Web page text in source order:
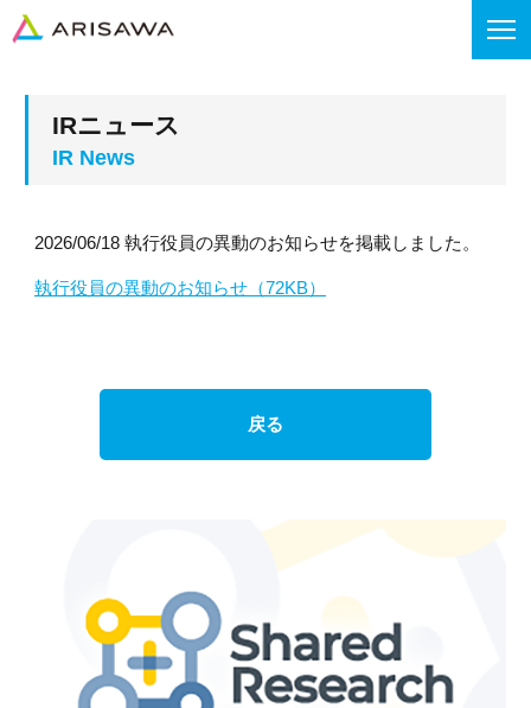
IRニュース
2026/06/18 執行役員の異動のお知らせを掲載しました。
執行役員の異動のお知らせ（72KB）
戻る